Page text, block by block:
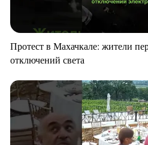
Протест в Махачкале: жители
отключений света